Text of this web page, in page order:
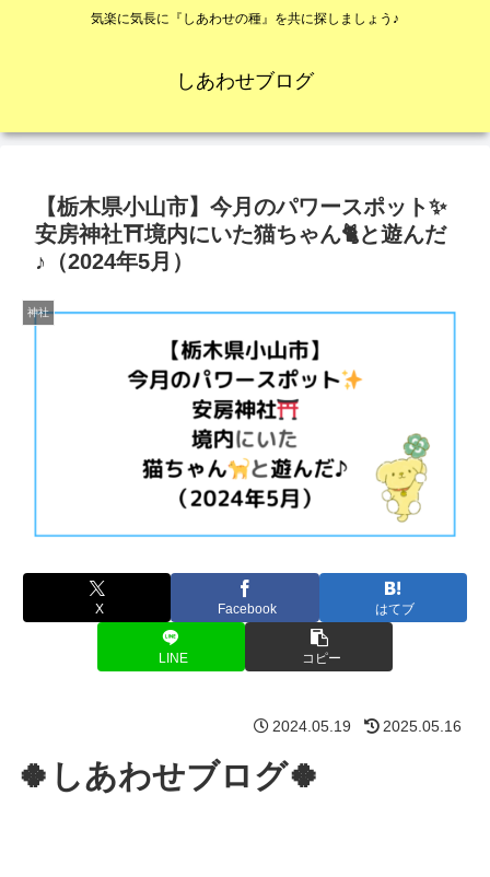
気楽に気長に『しあわせの種』を共に探しましょう♪
しあわせブログ
【栃木県小山市】今月のパワースポット✨
安房神社⛩境内にいた猫ちゃん🐈と遊んだ
♪（2024年5月）
神社
X Facebook はてブ
LINE コピー
2024.05.19 2025.05.16
🍀しあわせブログ🍀